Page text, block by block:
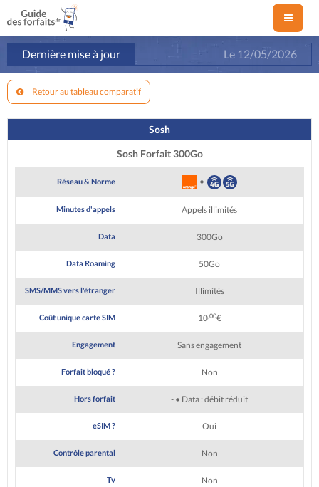
Dernière mise à jour Le 12/05/2026
Retour au tableau comparatif
Sosh
Sosh Forfait 300Go
Réseau & Norme •
Minutes d'appels Appels illimités
Data 300Go
Data Roaming 50Go
SMS/MMS vers l'étranger Illimités
Coût unique carte SIM 10,00€
Engagement Sans engagement
Forfait bloqué ? Non
Hors forfait - • Data : débit réduit
eSIM ? Oui
Contrôle parental Non
Tv Non